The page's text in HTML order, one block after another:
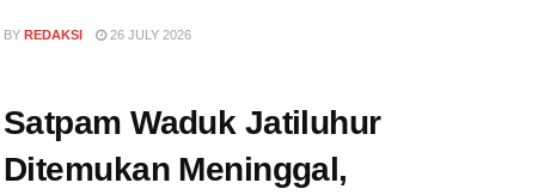
BY REDAKSI 26 JULY 2026
Satpam Waduk Jatiluhur
Ditemukan Meninggal,